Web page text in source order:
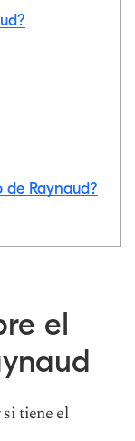
Raynaud?
el
tiene el